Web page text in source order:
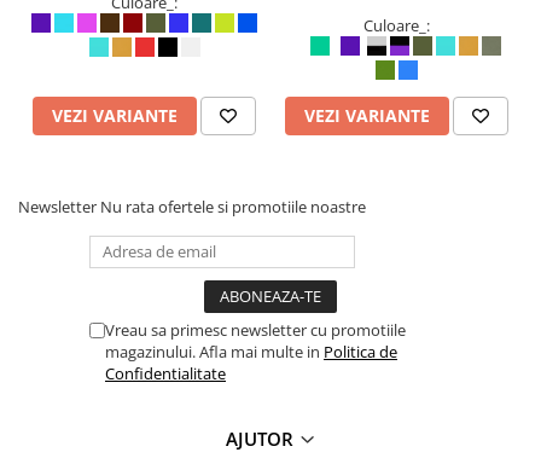
VEZI VARIANTE
Culoare_:
VEZI VARIANTE
Newsletter Nu rata ofertele si promotiile noastre
Vreau sa primesc newsletter cu promotiile
magazinului. Afla mai multe in Politica de
Confidentialitate
AJUTOR